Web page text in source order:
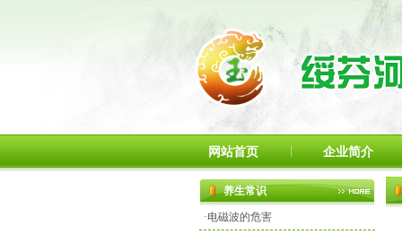
网站首页 企业简介
养生常识
·电磁波的危害